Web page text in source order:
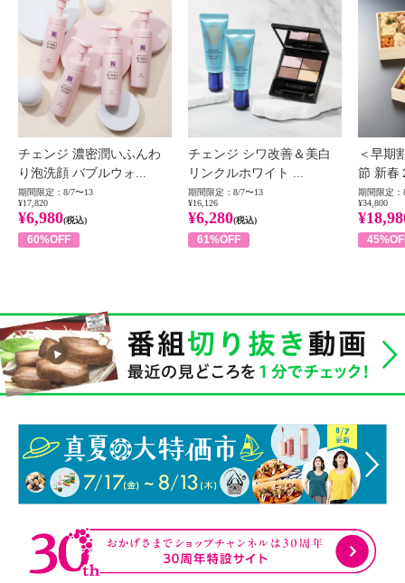
チェンジ 濃密潤いふんわ
り泡洗顔 バブルウォ...
期間限定：8/7〜13
¥17,820
¥6,980(税込)
60%OFF
チェンジ シワ改善＆美白
リンクルホワイト ...
期間限定：8/7〜13
¥16,126
¥6,280(税込)
61%OFF
＜早期
節 新春
期間限定：
¥34,800